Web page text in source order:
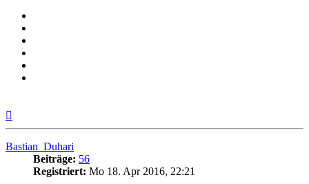
Bastian_Duhari
Beiträge: 56
Registriert: Mo 18. Apr 2016, 22:21